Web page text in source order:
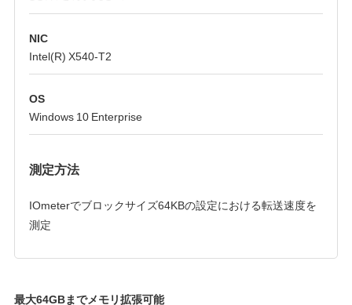
NIC
Intel(R) X540-T2
OS
Windows 10 Enterprise
測定方法
IOmeterでブロックサイズ64KBの設定における転送速度を
測定
最大64GBまでメモリ拡張可能